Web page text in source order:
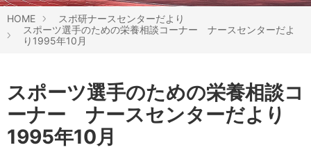
HOME
スポ研ナースセンターだより
スポーツ選手のための栄養相談コーナー ナースセンターだよ
り1995年10月
スポーツ選手のための栄養相談コ
ーナー ナースセンターだより
1995年10月